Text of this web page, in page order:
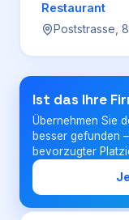
Für Firmen
Restaurant
Poststrasse,
Ist das Ihre
Übernehmen Sie
besser gefunden
bevorzugter